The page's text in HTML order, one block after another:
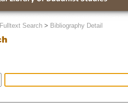
Fulltext Search > Bibliography Detail